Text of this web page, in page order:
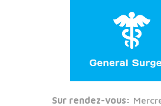
Sur rendez-vous: